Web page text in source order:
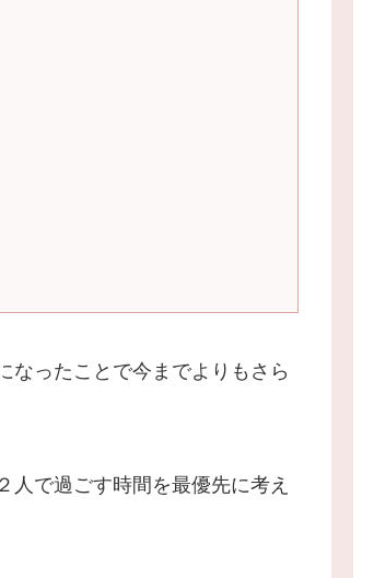
なったことで今までよりもさら
で過ごす時間を最優先に考え